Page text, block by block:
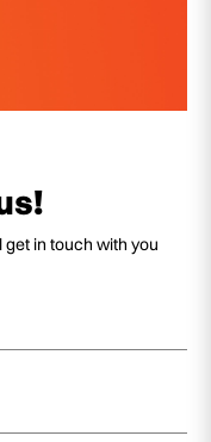
get in touch with you